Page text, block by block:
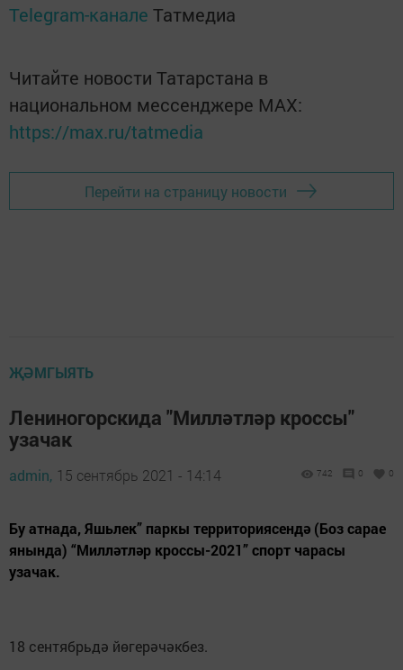
Telegram-канале Татмедиа
Читайте новости Татарстана в
национальном мессенджере MАХ:
https://max.ru/tatmedia
Перейти на страницу новости
ҖӘМГЫЯТЬ
Лениногорскида "Милләтләр кроссы"
узачак
admin, 15 сентябрь 2021 - 14:14 742 0 0
Бу атнада, Яшьлек” паркы территориясендә (Боз сарае
янында) “Милләтләр кроссы-2021” спорт чарасы
узачак.
18 сентябрьдә йөгерәчәкбез.